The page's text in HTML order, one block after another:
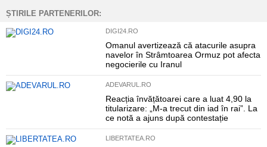
ȘTIRILE PARTENERILOR:
DIGI24.RO
Omanul avertizează că atacurile asupra
navelor în Strâmtoarea Ormuz pot afecta
negocierile cu Iranul
ADEVARUL.RO
Reacția învățătoarei care a luat 4,90 la
titularizare: „M-a trecut din iad în rai”. La
ce notă a ajuns după contestație
LIBERTATEA.RO